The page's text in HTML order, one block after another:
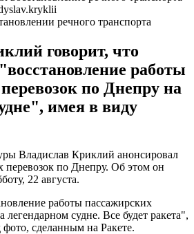
речного транспорта
говорит, что
работы
по Днепру на
имея в виду
Владислав Криклий анонсировал
перевозок по Днепру. Об этом он
22 августа.
работы пассажирских
легендарном судне. Все будет ракета",
сделанным на Ракете.